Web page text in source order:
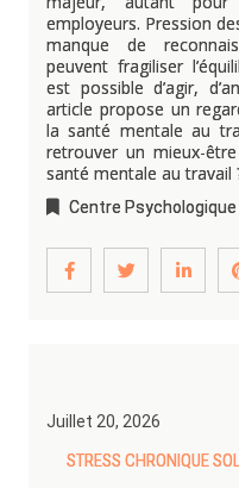
employeurs. Pression
manque de
peuvent fragiliser
est possible d’agir,
article propose un
la santé mentale au
retrouver un mieux-
santé mentale au travail
Centre Psychologique
Juillet 20, 2026
STRESS CHRONIQUE